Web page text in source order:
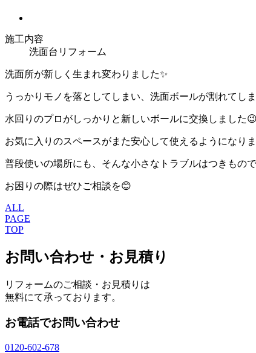
施工内容
洗面台リフォーム
洗面所が新しく生まれ変わりました✨
うっかりモノを落としてしまい、洗面ボールが割れてし
水回りのプロがしっかりと新しいボールに交換しました😉
お気に入りのスペースがまた安心して使えるようになりま
普段使いの場所にも、そんな小さなトラブルはつきもの
お困りの際はぜひご相談を😊
ALL
PAGE
TOP
お問い合わせ・お見積り
リフォームのご相談・お見積りは
無料にて承っております。
お電話でお問い合わせ
0120-602-678